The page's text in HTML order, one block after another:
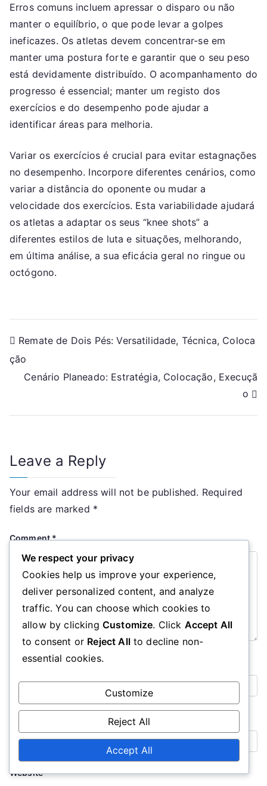
Erros comuns incluem apressar o disparo ou não
manter o equilíbrio, o que pode levar a golpes
ineficazes. Os atletas devem concentrar-se em
manter uma postura forte e garantir que o seu peso
está devidamente distribuído. O acompanhamento do
progresso é essencial; manter um registo dos
exercícios e do desempenho pode ajudar a
identificar áreas para melhoria.
Variar os exercícios é crucial para evitar estagnações
no desempenho. Incorpore diferentes cenários, como
variar a distância do oponente ou mudar a
velocidade dos exercícios. Esta variabilidade ajudará
os atletas a adaptar os seus “knee shots” a
diferentes estilos de luta e situações, melhorando,
em última análise, a sua eficácia geral no ringue ou
octógono.
Post
navigation
Remate de Dois Pés: Versatilidade, Técnica, Coloca
ção
Cenário Planeado: Estratégia, Colocação, Execuçã
o
Leave a Reply
Your email address will not be published. Required
fields are marked *
Comment*
Name*
Website
We respect your privacy
Cookies help us improve your experience,
deliver personalized content, and analyze
traffic. You can choose which cookies to
allow by clicking Customize. Click Accept All
to consent or Reject Allto decline non-
essential cookies.
Customize
Reject All
Accept All